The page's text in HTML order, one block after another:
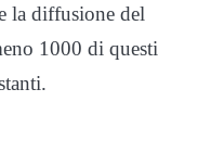
la diffusione del
1000 di questi